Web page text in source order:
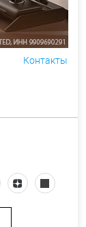
Контакты